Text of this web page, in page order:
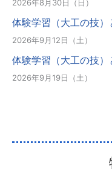
2026年8月30日（日）
体験学習（大工の技
2026年9月12日（土）
体験学習（大工の技
2026年9月19日（土）